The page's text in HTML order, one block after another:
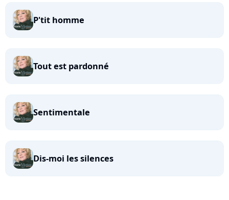
P'tit homme
Tout est pardonné
Sentimentale
Dis-moi les silences